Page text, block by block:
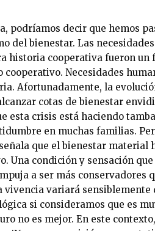
podríamos decir que hemos
del bienestar. Las
historia cooperativa fueron
Necesidades
Afortunadamente, la
cotas de bienestar
esta crisis está haciendo
en muchas familias.
que el bienestar material
Una condición y sensación
a ser más conservadores
variará sensiblemente
si consideramos que es
no es mejor. En este